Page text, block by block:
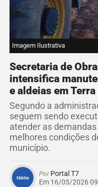
Imagem Ilustrativa
Secretaria de
intensifica
e aldeias em Terra
Segundo a
seguem sendo
atender as
melhores condições
município.
PorPortal T7
Em 16/05/2026